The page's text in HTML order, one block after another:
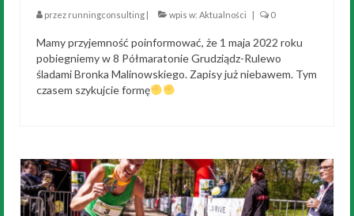
przez runningconsulting | wpis w: Aktualności | 0
Mamy przyjemność poinformować, że 1 maja 2022 roku
pobiegniemy w 8 Półmaratonie Grudziądz-Rulewo
śladami Bronka Malinowskiego. Zapisy już niebawem. Tym
czasem szykujcie formę